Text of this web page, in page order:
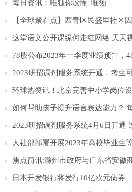
目前参与塞力斯问界M5、M7增程式
每日资讯：唯独你没懂_唯独
【全球聚看点】西青区民盛里社区
身“爱心置换亭”
这堂语文公开课缘何走红网络 天天
78股公布2023年一季度业绩预告，
2023研招调剂服务系统开通，考生
愿
环球热资讯！北京完善中小学岗位
如何帮助孩子提升语言表达能力？
2023研招调剂服务系统4月6日开通
人社部部署开展2023年高校毕业生
焦点简讯:滁州市政府与广东省安徽
日本开发银行将发行10亿欧元债券